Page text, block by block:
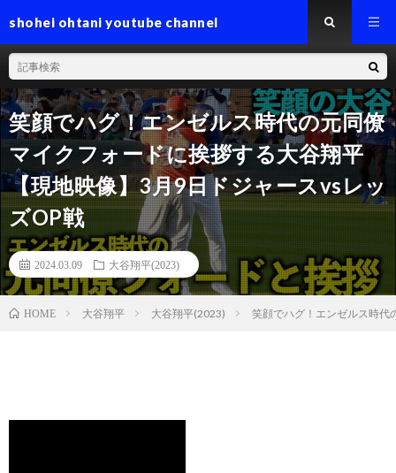
shohei ohtani youtube channel
笑顔でハグ！エンゼルス時代の元同僚
マイクフォードに挨拶する大谷翔平
【現地映像】3月9日ドジャースvsレッ
ズOP戦
2024.03.09 大谷翔平(2023)
HOME 大谷翔平 大谷翔平(2023) 笑顔でハグ！エンゼルス時代